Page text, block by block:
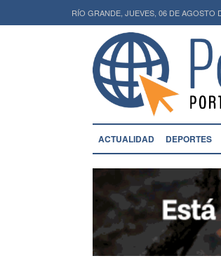
RÍO GRANDE, JUEVES, 06 DE AGOSTO
ACTUALIDAD DEPORTES